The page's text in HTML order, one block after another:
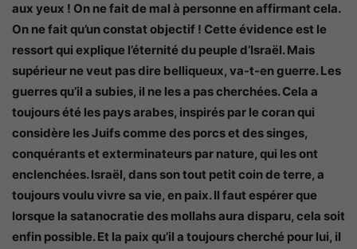
aux yeux ! On ne fait de mal à personne en affirmant cela.
On ne fait qu’un constat objectif ! Cette évidence est le
ressort qui explique l’éternité du peuple d’Israël. Mais
supérieur ne veut pas dire belliqueux, va-t-en guerre. Les
guerres qu’il a subies, il ne les a pas cherchées. Cela a
toujours été les pays arabes, inspirés par le coran qui
considère les Juifs comme des porcs et des singes,
conquérants et exterminateurs par nature, qui les ont
enclenchées. Israël, dans son tout petit coin de terre, a
toujours voulu vivre sa vie, en paix. Il faut espérer que
lorsque la satanocratie des mollahs aura disparu, cela soit
enfin possible. Et la paix qu’il a toujours cherché pour lui, il